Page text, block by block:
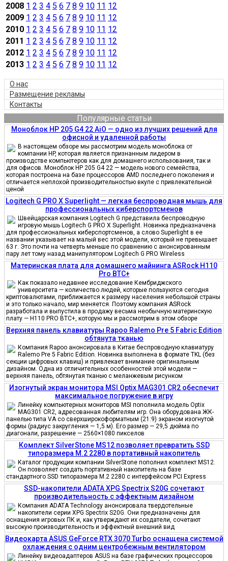
2008 1 2 3 4 5 6 7 8 9 10 11 12
2009 1 2 3 4 5 6 7 8 9 10 11 12
2010 1 2 3 4 5 6 7 8 9 10 11 12
2011 1 2 3 4 5 6 7 8 9 10 11 12
2012 1 2 3 4 5 6 7 8 9 10 11 12
2013 1 2 3 4 5 6 7 8 9 10 11 12
О нас
Размещение рекламы
Контакты
Популярные статьи
Моноблок HP 205 G4 22 AiO — одно из лучших решений для
офисной и удаленной работы
В настоящем обзоре мы рассмотрим модель моноблока от
компании HP, которая является признанным лидером в
производстве компьютеров как для домашнего использования, так и
для офисов. Моноблок HP 205 G4 22 — модель нового семейства,
которая построена на базе процессоров AMD последнего поколения и
отличается неплохой производительностью вкупе с привлекательной
ценой
Logitech G PRO X Superlight — легкая беспроводная мышь для
профессиональных киберспортсменов
Швейцарская компания Logitech G представила беспроводную
игровую мышь Logitech G PRO X Superlight. Новинка предназначена
для профессиональных киберспортсменов, а слово Superlight в ее
названии указывает на малый вес этой модели, который не превышает
63 г. Это почти на четверть меньше по сравнению с анонсированным
пару лет тому назад манипулятором Logitech G PRO Wireless
Материнская плата для домашнего майнинга ASRock H110
Pro BTC+
Как показало недавнее исследование Кембриджского
университета — количество людей, которые пользуются сегодня
криптовалютами, приближается к размеру населения небольшой страны
и это только начало, мир меняется. Поэтому компания ASRock
разработала и выпустила в продажу весьма необычную материнскую
плату — H110 PRO BTC+, которую мы и рассмотрим в этом обзоре
Верхняя панель клавиатуры Rapoo Ralemo Pre 5 Fabric Edition
обтянута тканью
Компания Rapoo анонсировала в Китае беспроводную клавиатуру
Ralemo Pre 5 Fabric Edition. Новинка выполнена в формате TKL (без
секции цифровых клавиш) и привлекает внимание оригинальным
дизайном. Одна из отличительных особенностей этой модели —
верхняя панель, обтянутая тканью с меланжевым рисунком
Изогнутый экран монитора MSI Optix MAG301 CR2 обеспечит
максимальное погружение в игру
Линейку компьютерных мониторов MSI пополнила модель Optix
MAG301 CR2, адресованная любителям игр. Она оборудована ЖК-
панелью типа VA со сверхширокоформатным (21:9) экраном изогнутой
формы (радиус закругления — 1,5 м). Его размер — 29,5 дюйма по
диагонали, разрешение — 2560×1080 пикселов
Комплект SilverStone MS12 позволяет превратить SSD
типоразмера M.2 2280 в портативный накопитель
Каталог продукции компании SilverStone пополнил комплект MS12.
Он позволяет создать портативный накопитель на базе
стандартного SSD типоразмера M.2 2280 с интерфейсом PCI Express
SSD-накопители ADATA XPG Spectrix S20G сочетают
производительность с эффектным дизайном
Компания ADATA Technology анонсировала твердотельные
накопители серии XPG Spectrix S20G. Они предназначены для
оснащения игровых ПК и, как утверждают их создатели, сочетают
высокую производительность и эффектный внешний вид
Видеокарта ASUS GeForce RTX 3070 Turbo оснащена системой
охлаждения с одним центробежным вентилятором
Линейку видеоадаптеров ASUS на базе графических процессоров